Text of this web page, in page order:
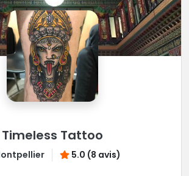
Timeless Tattoo
5.0 (8 avis)